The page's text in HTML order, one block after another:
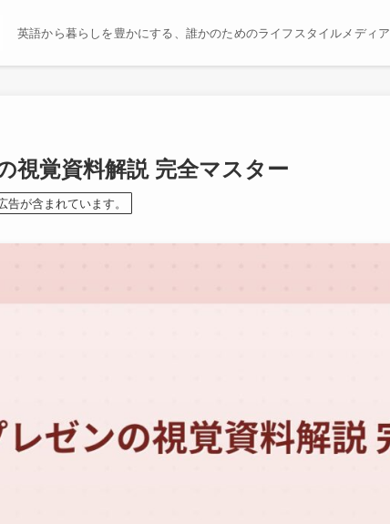
英語から暮らしを豊かにする、誰かのためのライフスタイルメディア
視覚資料解説 完全マスター
告が含まれています。